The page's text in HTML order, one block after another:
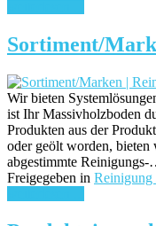
Sortiment/
Wir bieten
ist Ihr Massivholzboden
Produkten aus der
oder geölt worden, bieten
abgestimmte
Freigegeben in Reinigung